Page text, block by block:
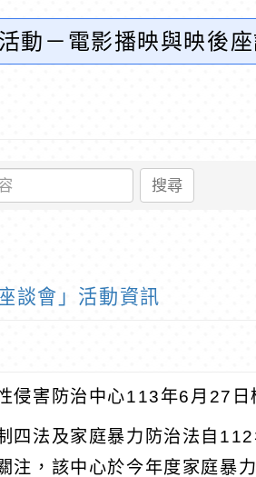
動－電影播映與映後
搜尋
談會」活動資訊
侵害防治中心113年6 月 27
四法及家庭暴力防治法自 112
注，該中心於今年度家庭暴